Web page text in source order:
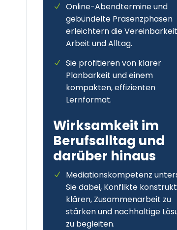
Online-Abendtermine und
gebündelte Präsenzphasen
erleichtern die
Arbeit und Alltag.
Sie profitieren von klarer
Planbarkeit und einem
kompakten, effizienten
Lernformat.
Wirksamkeit im
Berufsalltag und
darüber hinaus
Mediationskompetenz
Sie dabei, Konflikte
klären, Zusammenarbeit zu
stärken und nachhaltige
zu begleiten.